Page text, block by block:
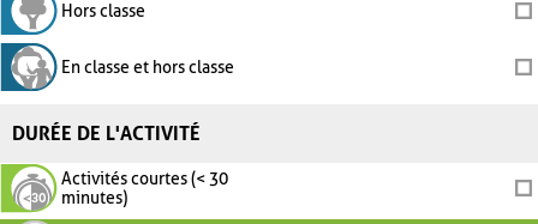
Hors classe
En classe et hors classe
DURÉE DE L'ACTIVITÉ
Activités courtes (< 30
minutes)